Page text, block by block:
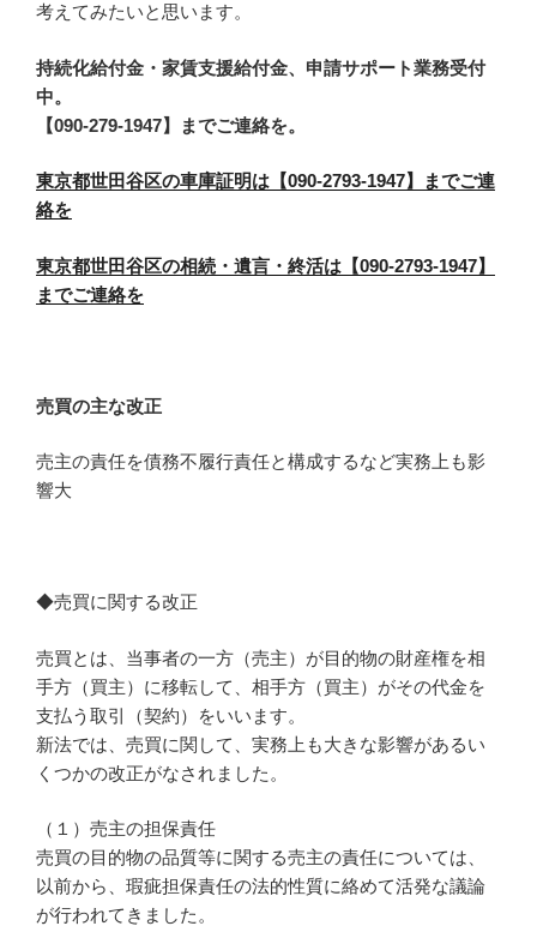
考えてみたいと思います。
持続化給付金・家賃支援給付金、申請サポート業務受付
中。
【090-279-1947】までご連絡を。
東京都世田谷区の車庫証明は【090-2793-1947】までご連
絡を
東京都世田谷区の相続・遺言・終活は【090-2793-1947】
までご連絡を
売買の主な改正
売主の責任を債務不履行責任と構成するなど実務上も影
響大
◆売買に関する改正
売買とは、当事者の一方（売主）が目的物の財産権を相
手方（買主）に移転して、相手方（買主）がその代金を
支払う取引（契約）をいいます。
新法では、売買に関して、実務上も大きな影響があるい
くつかの改正がなされました。
（１）売主の担保責任
売買の目的物の品質等に関する売主の責任については、
以前から、瑕疵担保責任の法的性質に絡めて活発な議論
が行われてきました。